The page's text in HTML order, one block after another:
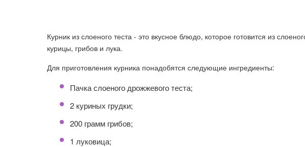
Курник из слоеного теста - это вкусное блюдо, которое готовится из
курицы, грибов и лука.
Для приготовления курника понадобятся следующие ингредиенты:
Пачка слоеного дрожжевого теста;
2 куриных грудки;
200 грамм грибов;
1 луковица;